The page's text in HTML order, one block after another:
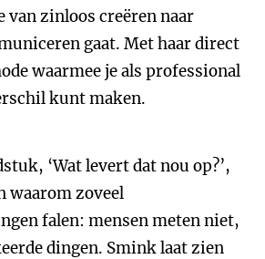
van zinloos creëren naar
gaat. Met haar direct
waarmee je als professional
kunt maken.
‘Wat levert dat nou op?’,
waarom zoveel
falen: mensen meten niet,
dingen. Smink laat zien